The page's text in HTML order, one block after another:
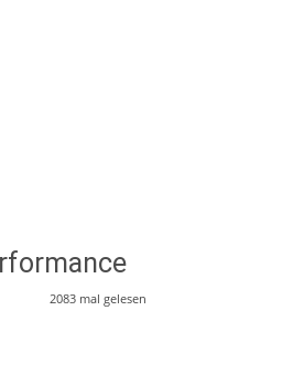
2083 mal gelesen